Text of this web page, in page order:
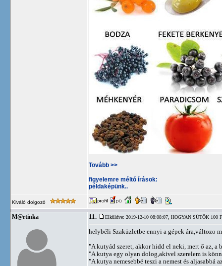
Tovább >>
figyelemre méltó írások:
példaképünk..
Kiváló dolgozó
M@rtinka 11. Elküldve: 2019-12-10 08:08:07, HOGYAN SÜTÖK 100
helybéli Szaküzletbe ennyi a gépek ára,változo
"A kutyád szeret, akkor hidd el neki, mert ő az, a
"A kutya egy olyan dolog,akivel szerelem is
"A kutya nemesebbé teszi a nemest és aljasabbá